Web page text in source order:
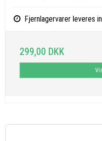
Fjernlagervarer leveres
299,00 DKK